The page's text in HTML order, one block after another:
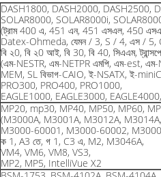
DASH1800, DASH2000, DASH2500,
SOLAR8000, SOLAR8000i,
(ট্রাম 400 এ, 451 এন, 451 এসএল, 450
Datex-Ohmeda, যেমন / 3, S / 4, এস / 5,
বি ২0, বি ২0 আই, বি 30, বি 40, সিএএম,
(এম-NESTR, এম-NETPR এমপি, এম-est,
MEM, SL বিভাগ-CAIO, ই-NSATX, ই-
PRO300, PRO400, PRO1000,
EAGLE1000, EAGLE3000, EAGLE4000,
MP20, mp30, MP40, MP50, MP60,
(M3000A, M3001A, M3012A,
M3000-60001, M3000-60002,
ক 1, A3 তে, গ 1, C3 এ, M2, M3046A,
VM4, VM6, VM8, VS3,
MP2, MP5, IntelliVue X2